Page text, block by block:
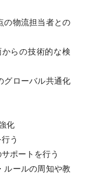
の物流担当者との
らの技術的な検
グローバル共通化
化
う
ポートを行う
ルールの周知や教